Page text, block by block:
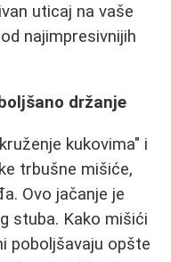
uticaj na vaše
najimpresivnijih
držanje
kukovima" i
trbušne mišiće,
Ovo jačanje je
stuba. Kako mišići
poboljšavaju opšte